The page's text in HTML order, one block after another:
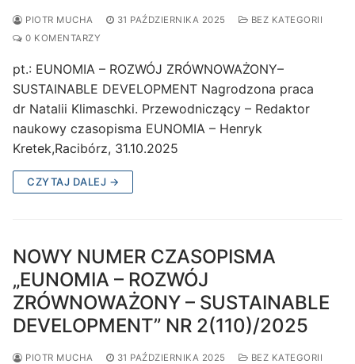
PIOTR MUCHA 31 PAŹDZIERNIKA 2025
BEZ KATEGORII
0 KOMENTARZY
pt.: EUNOMIA – ROZWÓJ ZRÓWNOWAŻONY–
SUSTAINABLE DEVELOPMENT Nagrodzona praca
dr Natalii Klimaschki. Przewodniczący – Redaktor
naukowy czasopisma EUNOMIA – Henryk
Kretek,Racibórz, 31.10.2025
CZYTAJ DALEJ →
NOWY NUMER CZASOPISMA
„EUNOMIA – ROZWÓJ
ZRÓWNOWAŻONY – SUSTAINABLE
DEVELOPMENT” NR 2(110)/2025
PIOTR MUCHA 31 PAŹDZIERNIKA 2025
BEZ KATEGORII